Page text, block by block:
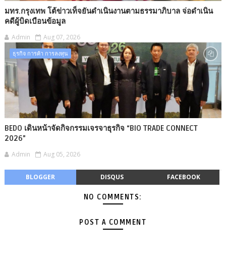
มทร.กรุงเทพ โต้ข่าวเท็จยันดำเนินงานตามธรรมาภิบาล จ่อดำเนิน
คดีผู้บิดเบือนข้อมูล
Admin Aug 07, 2026
ธุรกิจ การค้า การลงทุน
BEDO เดินหน้าจัดกิจกรรมเจรจาธุรกิจ “BIO TRADE CONNECT
2026”
Admin Aug 05, 2026
BLOGGER DISQUS FACEBOOK
NO COMMENTS:
POST A COMMENT